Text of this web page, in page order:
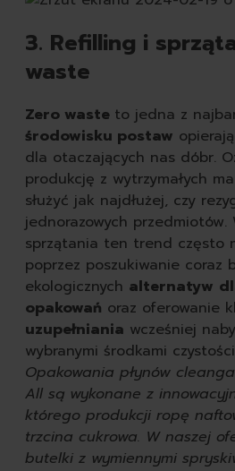
3. Refilling i
waste
Zero waste to jedna z
środowisku postaw
dla otaczających nas dóbr.
produkcję z wytrzymałych
służyć jak najdłużej, czy
jednorazowych
sprzątania ten trend często
poprzez poszukiwanie coraz
ekologicznych alternatyw
opakowań oraz oferowanie
uzupełniania wcześniej
wybranymi środkami
Opakowania płynów
All są wykonane z
którego produkcji ropę
trzcina cukrowa. W naszej
butelki z wymiennymi